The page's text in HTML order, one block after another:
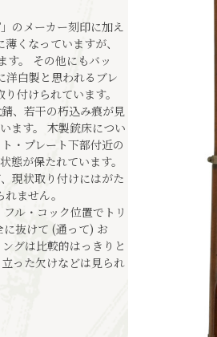
のメーカー刻印に加え
くなっていますが、
す。 その他にもバッ
洋白製と思われるブレ
付けられています。
、若干の朽込み痕が見
ます。 木製銃床につい
・プレート下部付近の
態が保たれています。
現状取り付けにはがた
ません。
ル・コック位置でトリ
抜けて (通って) お
グは比較的はっきりと
った欠けなどは見られ